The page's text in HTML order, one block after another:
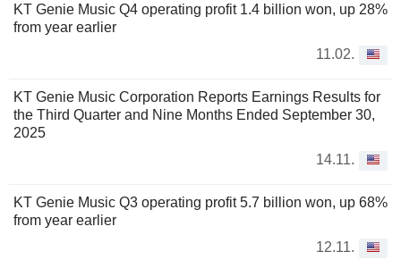
KT Genie Music Q4 operating profit 1.4 billion won, up 28%
from year earlier
11.02.
KT Genie Music Corporation Reports Earnings Results for
the Third Quarter and Nine Months Ended September 30,
2025
14.11.
KT Genie Music Q3 operating profit 5.7 billion won, up 68%
from year earlier
12.11.